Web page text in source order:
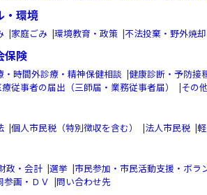
・環境
|家庭ごみ |環境教育・政策 |不法投棄・野外焼却
保険
・時間外診療・精神保健相談 |健康診断・予防接
従事者の届出（三師届・業務従事者届） |その
|個人市民税（特別徴収を含む） |法人市民税 |
政・会計 |選挙 |市民参加・市民活動支援・ボラ
参画・ＤＶ |問い合わせ先